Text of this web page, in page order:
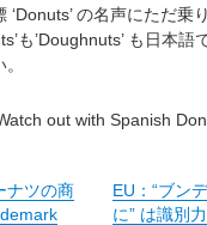
‘Donuts’ の名声にただ乗
も’Doughnuts’ も日本
out with Spanish
ナツの商
EU：“ブン
に” は識別